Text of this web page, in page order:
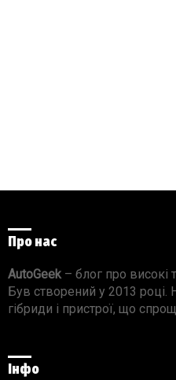
Про нас
AutoGeek– блог про високі
Був створений у 2013 році.
гібриди і пристрої, що
Інфо